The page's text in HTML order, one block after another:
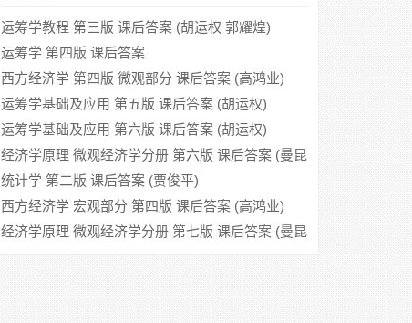
运筹学教程 第三版 课后答案 (胡运权 郭耀煌)
运筹学 第四版 课后答案
西方经济学 第四版 微观部分 课后答案 (高鸿业)
运筹学基础及应用 第五版 课后答案 (胡运权)
运筹学基础及应用 第六版 课后答案 (胡运权)
经济学原理 微观经济学分册 第六版 课后答案 (曼昆
梁小民)
统计学 第二版 课后答案 (贾俊平)
西方经济学 宏观部分 第四版 课后答案 (高鸿业)
经济学原理 微观经济学分册 第七版 课后答案 (曼昆